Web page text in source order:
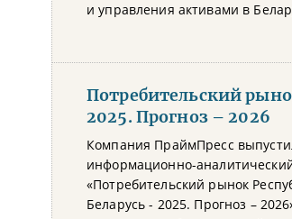
и управления активами в
Потребительский
2025. Прогноз – 2026
Компания ПраймПресс
информационно-
«Потребительский рынок
Беларусь - 2025. Прогноз –